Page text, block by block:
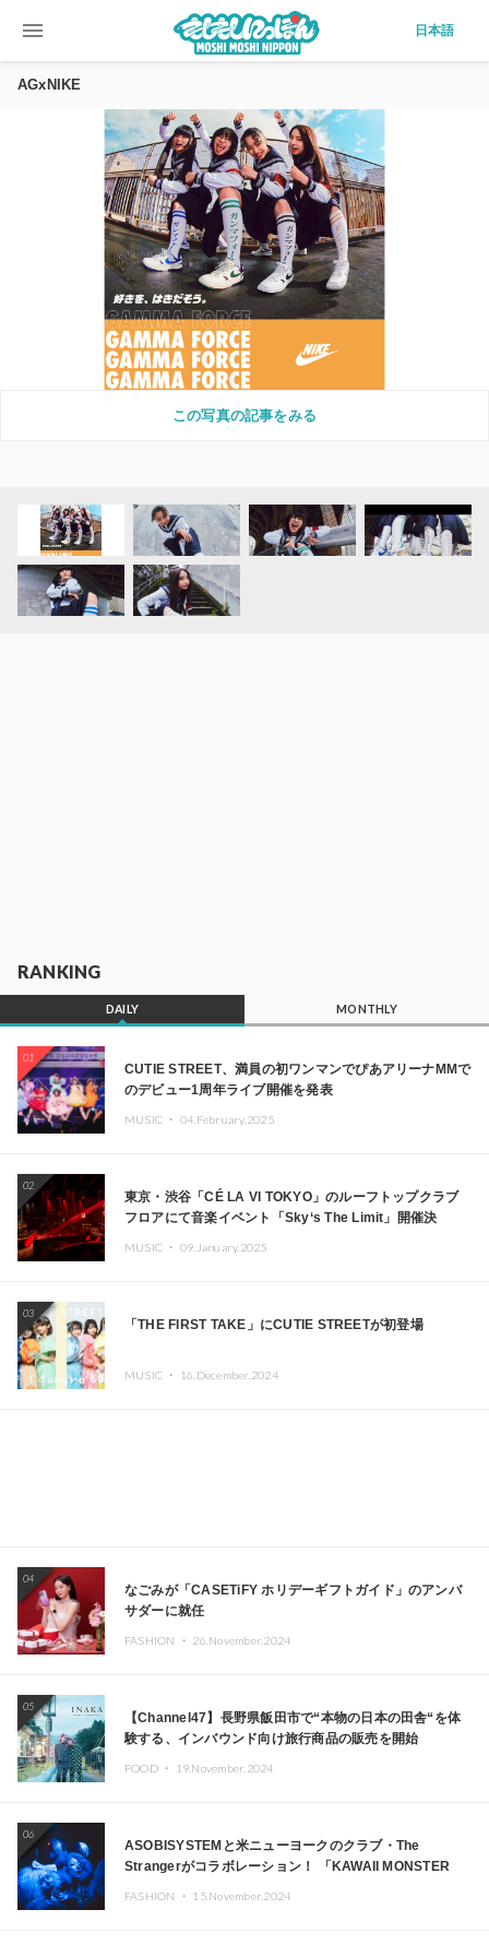
menu 日本語
AGxNIKE
この写真の記事をみる
RANKING
DAILY MONTHLY
01
CUTIE STREET、満員の初ワンマンでぴあアリーナMMで
のデビュー1周年ライブ開催を発表
MUSIC ・ 04.February.2025
02
東京・渋谷「CÉ LA VI TOKYO」のルーフトップクラブ
フロアにて音楽イベント「Sky‘s The Limit」開催決
Kza（FORCE OF NATURE）ら日本を代表するDJ・クリ
MUSIC ・ 09.January.2025
03
「THE FIRST TAKE」にCUTIE STREETが初登場
MUSIC ・ 16.December.2024
04
なごみが「CASETiFY ホリデーギフトガイド」のアンバ
サダーに就任
FASHION ・ 26.November.2024
05
【Channel47】長野県飯田市で“本物の日本の田舎“を体
験する、インバウンド向け旅行商品の販売を開始
FOOD ・ 19.November.2024
06
ASOBISYSTEMと米ニューヨークのクラブ・The
Strangerがコラボレーション！ 「KAWAII MONSTER
FASHION ・ 15.November.2024